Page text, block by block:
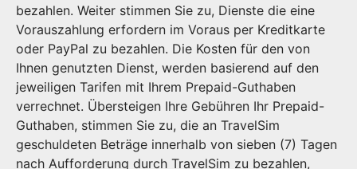
bezahlen. Weiter stimmen Sie zu, Dienste die eine
Vorauszahlung erfordern im Voraus per Kreditkarte
oder PayPal zu bezahlen. Die Kosten für den von
Ihnen genutzten Dienst, werden basierend auf den
jeweiligen Tarifen mit Ihrem Prepaid-Guthaben
verrechnet. Übersteigen Ihre Gebühren Ihr Prepaid-
Guthaben, stimmen Sie zu, die an TravelSim
geschuldeten Beträge innerhalb von sieben (7) Tagen
nach Aufforderung durch TravelSim zu bezahlen,